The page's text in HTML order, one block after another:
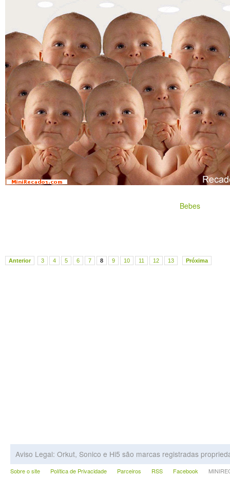
Bebes
Anterior 3 4 5 6 7 8 9 10 11 12 13 Próxima
Aviso Legal: Orkut, Sonico e Hi5 são marcas registradas
Sobre o site Política de Privacidade Parceiros RSS Facebook